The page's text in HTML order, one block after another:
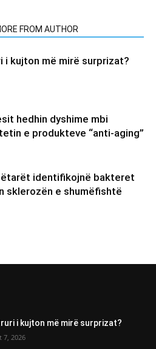
FROM AUTHOR
i kujton më mirë surprizat?
hedhin dyshime mbi
e produkteve “anti-aging”
identifikojnë bakteret
sklerozën e shumëfishtë
i kujton më mirë surprizat?
7, 2026